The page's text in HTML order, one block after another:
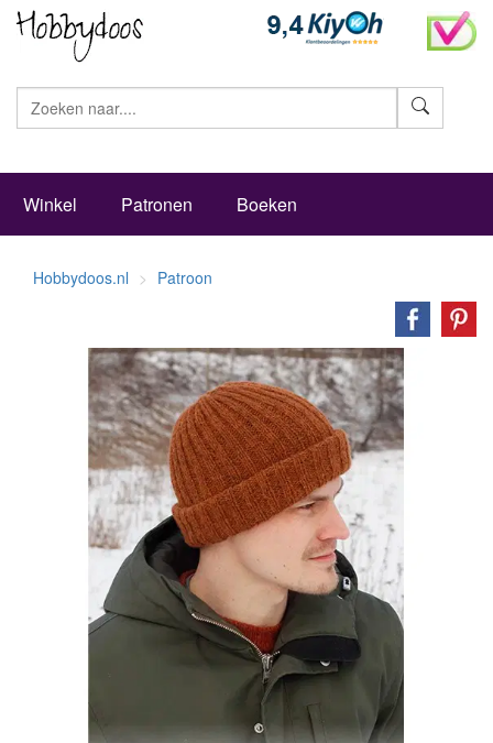
Winkel Patronen Boeken
Hobbydoos.nl Patroon